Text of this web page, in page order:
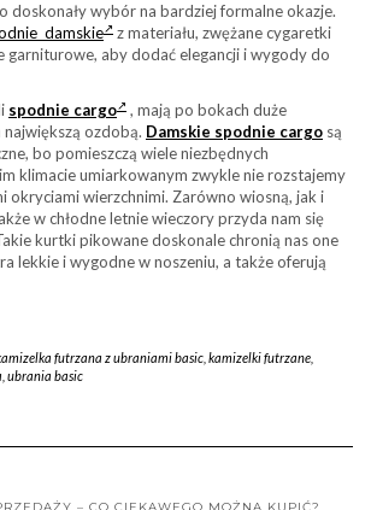
doskonały wybór na bardziej formalne okazje.
damskie
z materiału, zwężane cygaretki
garniturowe, aby dodać elegancji i wygody do
spodnie cargo
, mają po bokach duże
ozdobą. Damskie spodnie cargo są
bo pomieszczą wiele niezbędnych
klimacie umiarkowanym zwykle nie rozstajemy
okryciami wierzchnimi. Zarówno wiosną, jak i
w chłodne letnie wieczory przyda nam się
kurtki pikowane doskonale chronią nas one
lekkie i wygodne w noszeniu, a także oferują
futrzana z ubraniami basic, kamizelki futrzane,
ubrania basic